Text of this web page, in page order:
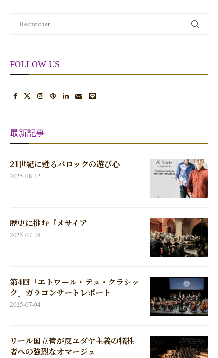
FOLLOW US
最新記事
21世紀に甦るバロックの遊び心
2025-08-12
歴史に挑む『メサイア』
2025-07-29
第4回「エトワール・デュ・クラシッ
ク」ガラコンサートレポート
2025-07-04
リール国立管が反ユダヤ主義の犠牲
者への強烈なオマージュ